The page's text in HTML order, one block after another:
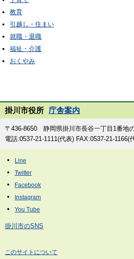
教育
引越し・住まい
就職・退職
福祉・介護
おくやみ
掛川市役所 庁舎案内
〒436-8650 静岡県掛川市長谷一丁目1番地
電話:0537-21-1111(代表) FAX:0537-21-1166(
掛川市のSNS
このサイトについて